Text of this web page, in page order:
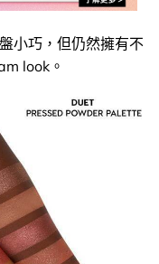
小巧，但仍然擁有不
look。